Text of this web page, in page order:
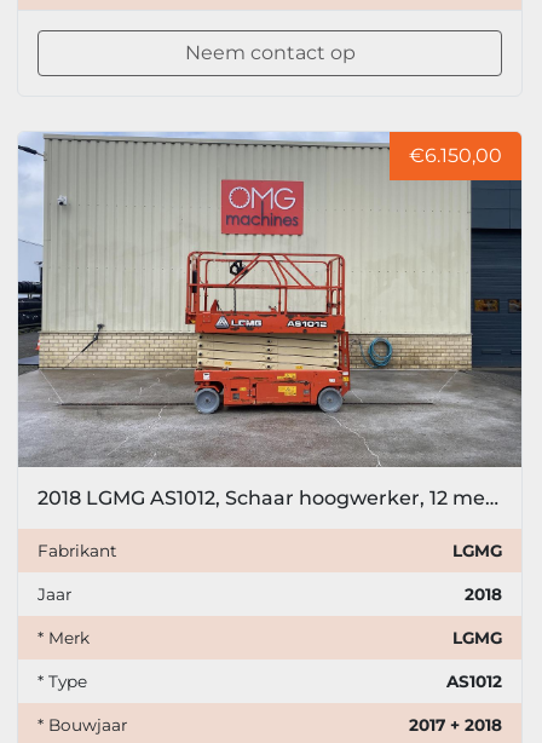
Neem contact op
€6.150,00
2018 LGMG AS1012, Schaar hoogwerker, 12 meter
Fabrikant LGMG
Jaar 2018
* Merk LGMG
* Type AS1012
* Bouwjaar 2017 + 2018